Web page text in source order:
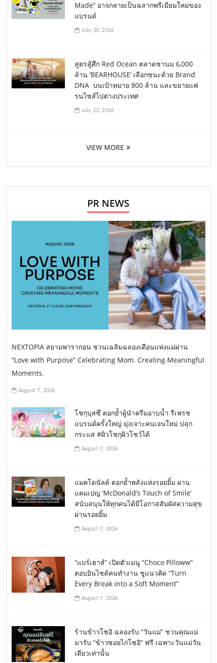
Made” อาจกลายเป็นฉลากพรีเมียมใหม่ของ
แบรนด์
July 30, 2026
สูตรสู้ศึก Red Ocean ตลาดชานม 6,000
ล้าน ‘BEARHOUSE’ เลือกชนะด้วย Brand
DNA บนเป้าหมาย 800 ล้าน และขยายแฟ
รนไชส์ไปต่างประเทศ
July 23, 2026
VIEW MORE
PR NEWS
NEXTOPIA สยามพารากอน ชวนเฉลิมฉลองเดือนแห่งแม่ผ่าน
“Love with Purpose” Celebrating Mom. Creating Meaningful
Moments.
August 7, 2026
โชกุบุสซึ ตอกย้ำผู้นำครีมอาบน้ำ รีเฟรช
แบรนด์ครั้งใหญ่ มุ่งเจาะคนเจนใหม่ ปลุก
กระแส #ผิวโชกุผิวโชว์ได้
August 7, 2026
แมคโดนัลด์ ตอกย้ำพลังแห่งรอยยิ้ม ผ่าน
แคมเปญ ‘McDonald’s Touch of Smile’
สนับสนุนให้ทุกคนได้มีโอกาสสัมผัสความสุข
ผ่านรอยยิ้ม
August 7, 2026
“แบร์เฮาส์” เปิดตัวเมนู “Choco Pilloww”
ตอบอินไซด์คนทำงาน ชูแนวคิด “Turn
Every Break into a Soft Moment”
August 7, 2026
ร้านข้าวโซอิ ฉลองรับ “วันแม่” ชวนคุณแม่
มารับ “ข้าวซอยไก่โซอิ” ฟรี เฉพาะวันแม่วัน
เดียวเท่านั้น